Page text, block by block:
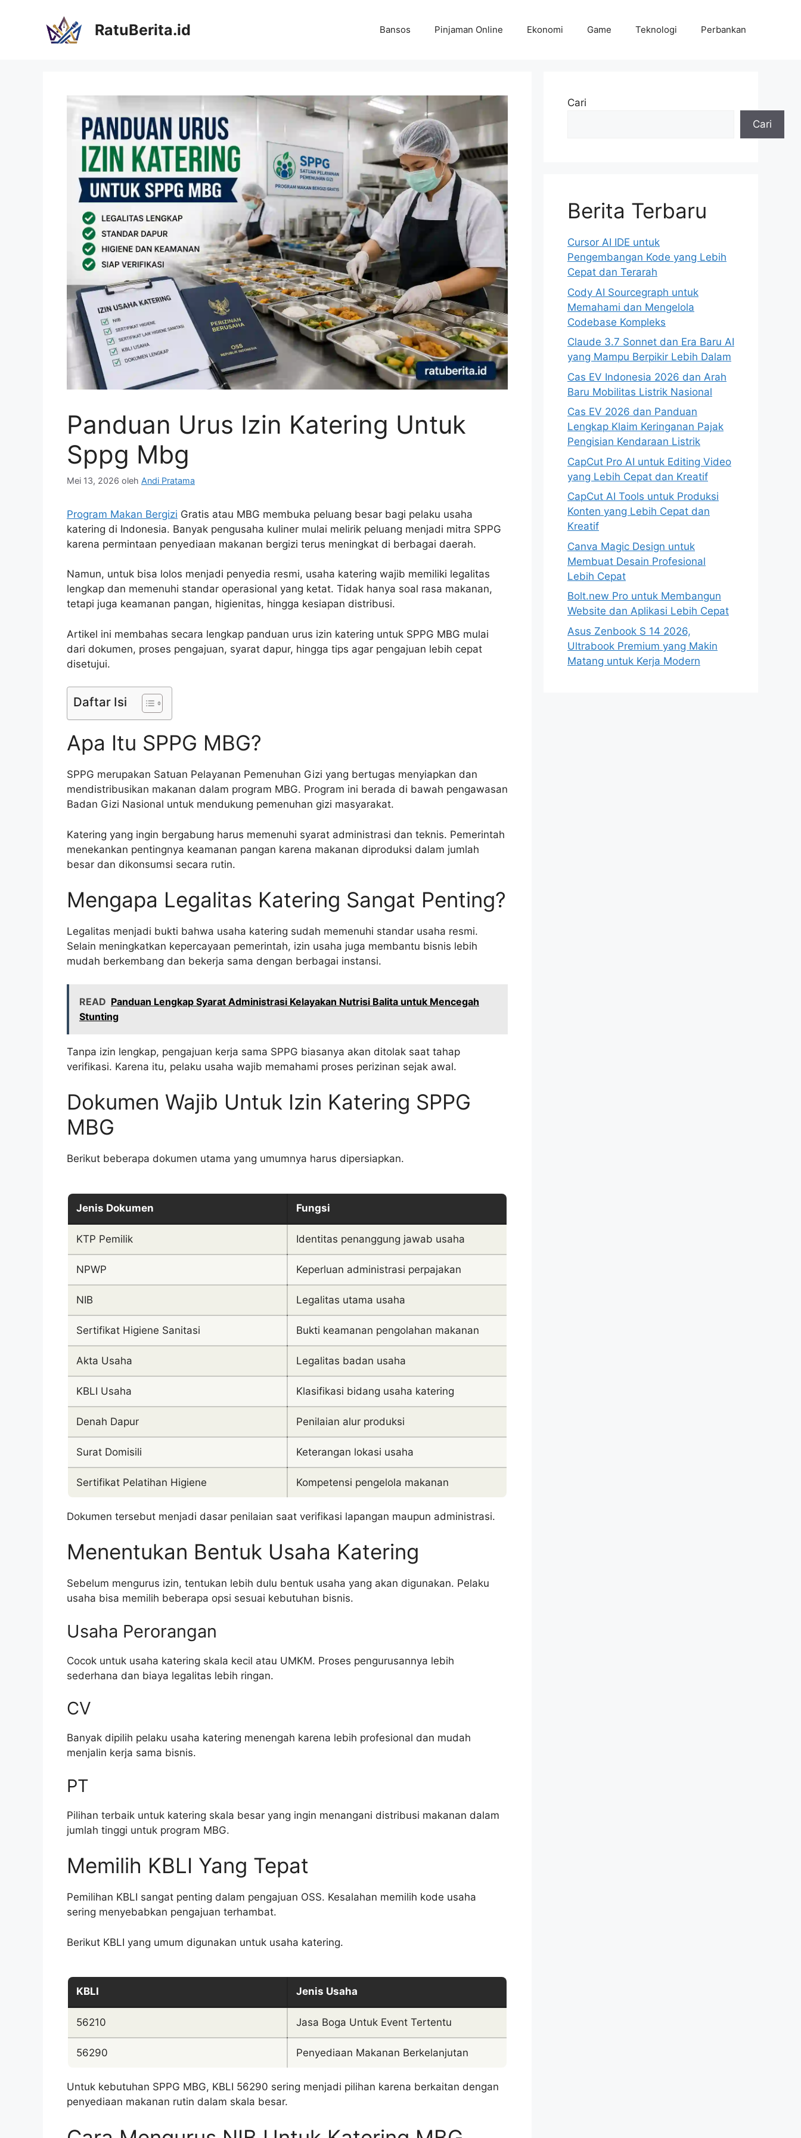
RatuBerita.id Bansos Pinjaman Online Ekonomi Game Teknologi Perbankan
Panduan Urus Izin Katering Untuk
Sppg Mbg
Mei 13, 2026 oleh Andi Pratama
Program Makan Bergizi Gratis atau MBG membuka peluang besar bagi pelaku usaha
katering di Indonesia. Banyak pengusaha kuliner mulai melirik peluang menjadi mitra SPPG
karena permintaan penyediaan makanan bergizi terus meningkat di berbagai daerah.
Namun, untuk bisa lolos menjadi penyedia resmi, usaha katering wajib memiliki legalitas
lengkap dan memenuhi standar operasional yang ketat. Tidak hanya soal rasa makanan,
tetapi juga keamanan pangan, higienitas, hingga kesiapan distribusi.
Artikel ini membahas secara lengkap panduan urus izin katering untuk SPPG MBG mulai
dari dokumen, proses pengajuan, syarat dapur, hingga tips agar pengajuan lebih cepat
disetujui.
Daftar Isi
Apa Itu SPPG MBG?
SPPG merupakan Satuan Pelayanan Pemenuhan Gizi yang bertugas menyiapkan dan
mendistribusikan makanan dalam program MBG. Program ini berada di bawah pengawasan
Badan Gizi Nasional untuk mendukung pemenuhan gizi masyarakat.
Katering yang ingin bergabung harus memenuhi syarat administrasi dan teknis. Pemerintah
menekankan pentingnya keamanan pangan karena makanan diproduksi dalam jumlah
besar dan dikonsumsi secara rutin.
Mengapa Legalitas Katering Sangat Penting?
Legalitas menjadi bukti bahwa usaha katering sudah memenuhi standar usaha resmi.
Selain meningkatkan kepercayaan pemerintah, izin usaha juga membantu bisnis lebih
mudah berkembang dan bekerja sama dengan berbagai instansi.
READ Panduan Lengkap Syarat Administrasi Kelayakan Nutrisi Balita untuk Mencegah
Stunting
Tanpa izin lengkap, pengajuan kerja sama SPPG biasanya akan ditolak saat tahap
verifikasi. Karena itu, pelaku usaha wajib memahami proses perizinan sejak awal.
Dokumen Wajib Untuk Izin Katering SPPG
MBG
Berikut beberapa dokumen utama yang umumnya harus dipersiapkan.
Jenis Dokumen Fungsi
KTP Pemilik Identitas penanggung jawab usaha
NPWP Keperluan administrasi perpajakan
NIB Legalitas utama usaha
Sertifikat Higiene Sanitasi Bukti keamanan pengolahan makanan
Akta Usaha Legalitas badan usaha
KBLI Usaha Klasifikasi bidang usaha katering
Denah Dapur Penilaian alur produksi
Surat Domisili Keterangan lokasi usaha
Sertifikat Pelatihan Higiene Kompetensi pengelola makanan
Dokumen tersebut menjadi dasar penilaian saat verifikasi lapangan maupun administrasi.
Menentukan Bentuk Usaha Katering
Sebelum mengurus izin, tentukan lebih dulu bentuk usaha yang akan digunakan. Pelaku
usaha bisa memilih beberapa opsi sesuai kebutuhan bisnis.
Usaha Perorangan
Cocok untuk usaha katering skala kecil atau UMKM. Proses pengurusannya lebih
sederhana dan biaya legalitas lebih ringan.
CV
Banyak dipilih pelaku usaha katering menengah karena lebih profesional dan mudah
menjalin kerja sama bisnis.
PT
Pilihan terbaik untuk katering skala besar yang ingin menangani distribusi makanan dalam
jumlah tinggi untuk program MBG.
Memilih KBLI Yang Tepat
Pemilihan KBLI sangat penting dalam pengajuan OSS. Kesalahan memilih kode usaha
sering menyebabkan pengajuan terhambat.
Berikut KBLI yang umum digunakan untuk usaha katering.
KBLI Jenis Usaha
56210 Jasa Boga Untuk Event Tertentu
56290 Penyediaan Makanan Berkelanjutan
Untuk kebutuhan SPPG MBG, KBLI 56290 sering menjadi pilihan karena berkaitan dengan
penyediaan makanan rutin dalam skala besar.
Cari
Cari
Berita Terbaru
Cursor AI IDE untuk
Pengembangan Kode yang Lebih
Cepat dan Terarah
Cody AI Sourcegraph untuk
Memahami dan Mengelola
Codebase Kompleks
Claude 3.7 Sonnet dan Era Baru AI
yang Mampu Berpikir Lebih Dalam
Cas EV Indonesia 2026 dan Arah
Baru Mobilitas Listrik Nasional
Cas EV 2026 dan Panduan
Lengkap Klaim Keringanan Pajak
Pengisian Kendaraan Listrik
CapCut Pro AI untuk Editing Video
yang Lebih Cepat dan Kreatif
CapCut AI Tools untuk Produksi
Konten yang Lebih Cepat dan
Kreatif
Canva Magic Design untuk
Membuat Desain Profesional
Lebih Cepat
Bolt.new Pro untuk Membangun
Website dan Aplikasi Lebih Cepat
Asus Zenbook S 14 2026,
Ultrabook Premium yang Makin
Matang untuk Kerja Modern